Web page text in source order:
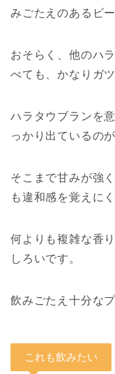
みごたえのあるビ
おそらく、他のハ
べても、かなりガ
ハラタウブランを
っかり出ているの
そこまで甘みが強
も違和感を覚えに
何よりも複雑な香
しろいです。
飲みごたえ十分な
これも飲みたい